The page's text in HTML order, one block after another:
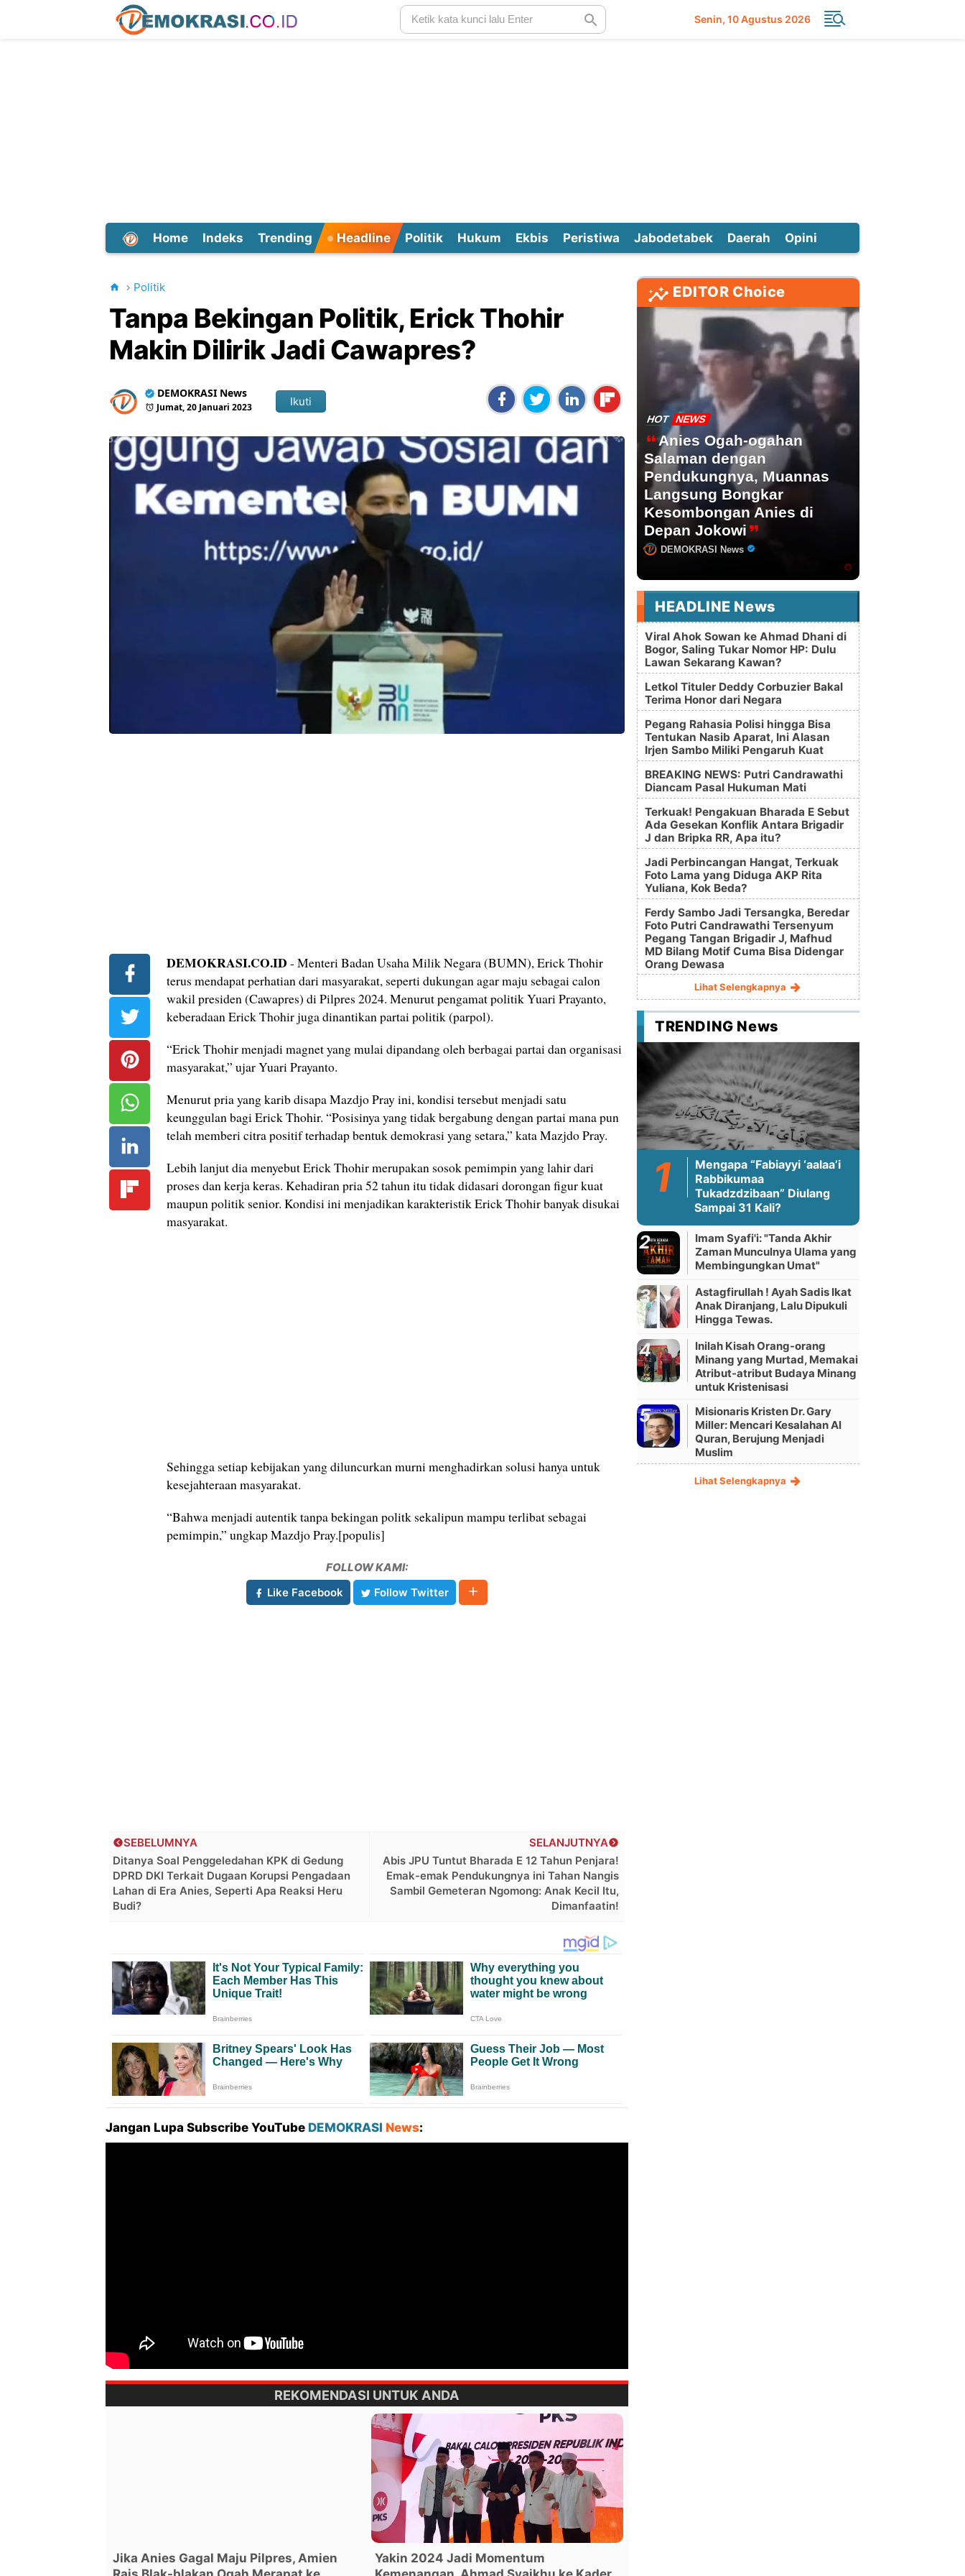
Senin 10 Agustus 2026
Home Indeks Trending Headline Politik Hukum Ekbis Peristiwa Jabodetabek Daerah Opini
Politik
Tanpa Bekingan Politik, Erick Thohir
Makin Dilirik Jadi Cawapres?
DEMOKRASI News
Jumat, 20 Januari 2023 Ikuti
DEMOKRASI.CO.ID - Menteri Badan Usaha Milik Negara (BUMN), Erick Thohir
terus mendapat perhatian dari masyarakat, seperti dukungan agar maju sebagai calon
wakil presiden (Cawapres) di Pilpres 2024. Menurut pengamat politik Yuari Prayanto,
keberadaan Erick Thohir juga dinantikan partai politik (parpol).
“Erick Thohir menjadi magnet yang mulai dipandang oleh berbagai partai dan organisasi
masyarakat,” ujar Yuari Prayanto.
Menurut pria yang karib disapa Mazdjo Pray ini, kondisi tersebut menjadi satu
keunggulan bagi Erick Thohir. “Posisinya yang tidak bergabung dengan partai mana pun
telah memberi citra positif terhadap bentuk demokrasi yang setara,” kata Mazjdo Pray.
Lebih lanjut dia menyebut Erick Thohir merupakan sosok pemimpin yang lahir dari
proses dan kerja keras. Kehadiran pria 52 tahun itu tidak didasari dorongan figur kuat
maupun politik senior. Kondisi ini menjadikan karakteristik Erick Thohir banyak disukai
masyarakat.
Sehingga setiap kebijakan yang diluncurkan murni menghadirkan solusi hanya untuk
kesejahteraan masyarakat.
“Bahwa menjadi autentik tanpa bekingan politk sekalipun mampu terlibat sebagai
pemimpin,” ungkap Mazdjo Pray.[populis]
FOLLOW KAMI:
Like Facebook
Follow Twitter
SELANJUTNYA
Abis JPU Tuntut Bharada E 12 Tahun Penjara!
Emak-emak Pendukungnya ini Tahan Nangis
Sambil Gemeteran Ngomong: Anak Kecil Itu,
Dimanfaatin!
SEBELUMNYA
Ditanya Soal Penggeledahan KPK di Gedung
DPRD DKI Terkait Dugaan Korupsi Pengadaan
Lahan di Era Anies, Seperti Apa Reaksi Heru
Budi?
Jangan Lupa Subscribe YouTube DEMOKRASI News:
REKOMENDASI UNTUK ANDA
Jika Anies Gagal Maju Pilpres, Amien
Yakin 2024 Jadi Momentum
EDITOR Choice
HOT NEWS
Anies Ogah-ogahan
Salaman dengan
Pendukungnya, Muannas
Langsung Bongkar
Kesombongan Anies di
Depan Jokowi
DEMOKRASI News
HEADLINE News
Viral Ahok Sowan ke Ahmad Dhani di
Bogor, Saling Tukar Nomor HP: Dulu
Lawan Sekarang Kawan?
Letkol Tituler Deddy Corbuzier Bakal
Terima Honor dari Negara
Pegang Rahasia Polisi hingga Bisa
Tentukan Nasib Aparat, Ini Alasan
Irjen Sambo Miliki Pengaruh Kuat
BREAKING NEWS: Putri Candrawathi
Diancam Pasal Hukuman Mati
Terkuak! Pengakuan Bharada E Sebut
Ada Gesekan Konflik Antara Brigadir
J dan Bripka RR, Apa itu?
Jadi Perbincangan Hangat, Terkuak
Foto Lama yang Diduga AKP Rita
Yuliana, Kok Beda?
Ferdy Sambo Jadi Tersangka, Beredar
Foto Putri Candrawathi Tersenyum
Pegang Tangan Brigadir J, Mafhud
MD Bilang Motif Cuma Bisa Didengar
Orang Dewasa
Lihat Selengkapnya
TRENDING News
Mengapa “Fabiayyi ‘aalaa’i
Rabbikumaa
Tukadzdzibaan” Diulang
Sampai 31 Kali?
Imam Syafi'i: "Tanda Akhir
Zaman Munculnya Ulama yang
Membingungkan Umat"
Astagfirullah ! Ayah Sadis Ikat
Anak Diranjang, Lalu Dipukuli
Hingga Tewas.
Inilah Kisah Orang-orang
Minang yang Murtad, Memakai
Atribut-atribut Budaya Minang
untuk Kristenisasi
Misionaris Kristen Dr. Gary
Miller: Mencari Kesalahan Al
Quran, Berujung Menjadi
Muslim
Lihat Selengkapnya